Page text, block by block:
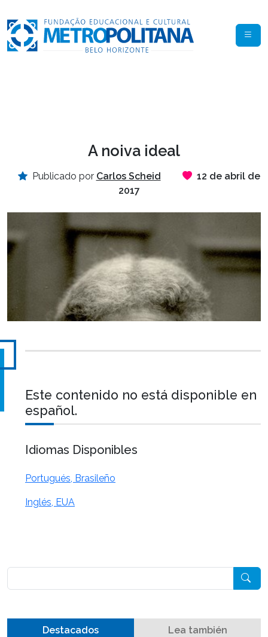
A noiva ideal
Publicado por Carlos Scheid
12 de abril de
2017
Este contenido no está disponible en
español.
Idiomas Disponibles
Portugués, Brasileño
Inglés, EUA
Destacados Lea también